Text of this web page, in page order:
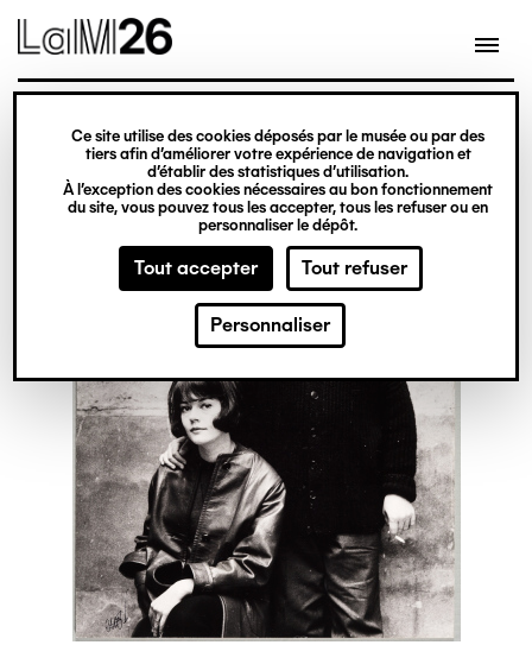
Gestion des cookies
Ce site utilise des cookies déposés par le musée ou par des
tiers afin d’améliorer votre expérience de navigation et
d’établir des statistiques d’utilisation.
À l’exception des cookies nécessaires au bon fonctionnement
du site, vous pouvez tous les accepter, tous les refuser ou en
personnaliser le dépôt.
Tout accepter Tout refuser
Personnaliser
contenu